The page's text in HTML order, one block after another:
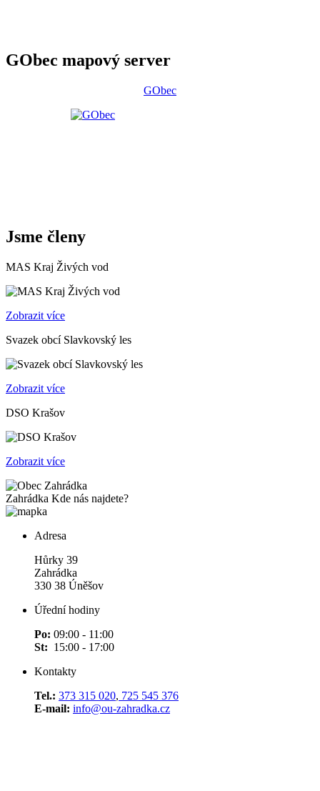
GObec mapový server
GObec
Jsme členy
MAS Kraj Živých vod
Zobrazit více
Svazek obcí Slavkovský les
Zobrazit více
DSO Krašov
Zobrazit více
Zahrádka Kde nás najdete?
Adresa
Hůrky 39
Zahrádka
330 38 Úněšov
Úřední hodiny
Po: 09:00 - 11:00
St: 15:00 - 17:00
Kontakty
Tel.: 373 315 020, 725 545 376
E-mail: info@ou-zahradka.cz